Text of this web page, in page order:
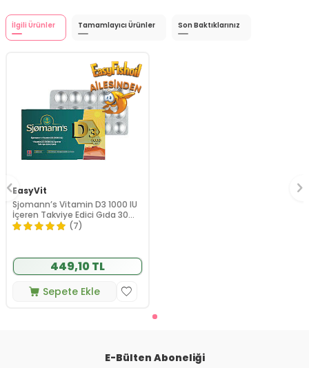
İlgili Ürünler Tamamlayıcı Ürünler Son Baktıklarınız
EasyVit
Sjomann’s Vitamin D3 1000 IU
İçeren Takviye Edici Gıda 30
Adet Çiğnenebilir Jel Form
(7)
449,10 TL
Sepete Ekle
E-Bülten Aboneliği